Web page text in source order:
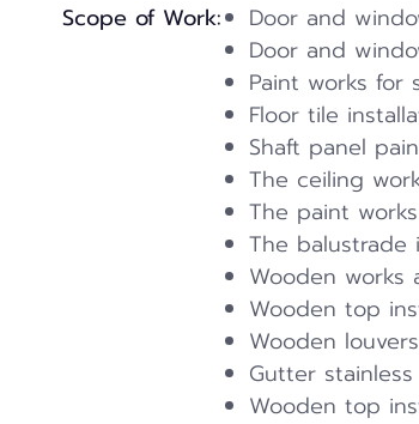
Scope of Work:
Door and
Door and
Paint works for
Floor tile
Shaft panel
The ceiling
The paint
The balustrade
Wooden works
Wooden top
Wooden
Gutter
Wooden top